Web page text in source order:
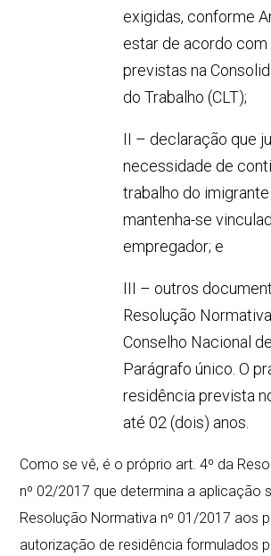
exigidas, conforme
estar de acordo com
previstas na
do Trabalho (CLT);
II – declaração que
necessidade de
trabalho do
mantenha-se
empregador; e
III – outros
Resolução
Conselho Nacional
Parágrafo único. O
residência prevista
até 02 (dois) anos.
Como se vê, é o próprio art. 4º da
nº 02/2017 que determina a aplicação
Resolução Normativa nº 01/2017 aos
autorização de residência formulados